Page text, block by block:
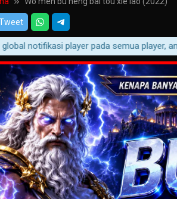
notifikasi player pada semua player, anda